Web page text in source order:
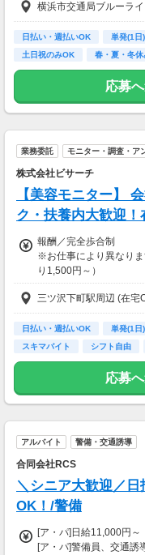
・案件数 ：10～20件
・所要時間：10～20分
・謝礼金 ：500PT（
り
◆ 生活に役立つサービス
保険相談・クレカ発行
アンケートに回答する
・案件数 ：10～20件
・所要時間：1～2時間
★今だけ！お得なキャ
mazonギフトカード
※月4週で計算した場合
■日払い・週払いあり
■残業代支給別途
横浜市交通局ブルーラ
日払い・週払いOK 単発(1日
土日祝のみOK
春・夏・冬
副業・ＷワークOK
週1日か
応募
業務委託 モニター・調査・ア
株式会社ビサーチ
【美容モニター】
ク・扶養内大歓迎！
報酬／完全歩合制
※お仕事により異なり
り1,500円～）
・登録お祝い制度アリ！
最大11,500円GET！
(弊社規定による)
三ツ沢下町駅周辺 (在宅
日払い・週払いOK 単発(1日
スキマバイト
シフト自由
応募
アルバイト 警備・交通誘導
合同会社RCS
＼シニア大歓迎／
OK！/警備
[ア・パ]日給11,000円～
[ア・パ]警備員、交通誘